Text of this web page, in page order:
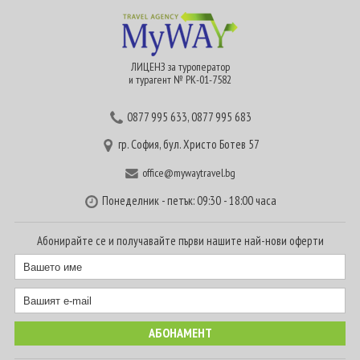
ЛИЦЕНЗ за туроператор
и турагент № РК-01-7582
0877 995 633,0877 995 683
гр. София, бул. Христо Ботев 57
office@mywaytravel.bg
Понеделник - петък: 09:30 - 18:00 часа
Абонирайте се и получавайте първи нашите най-нови оферти